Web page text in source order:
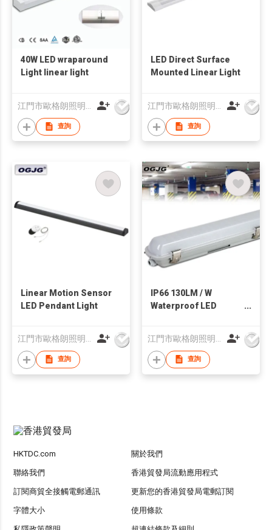
40W LED wraparound
Light linear light
查詢
LED Direct Surface
Mounted Linear Light
查詢
Linear Motion Sensor
LED Pendant Light
查詢
IP66 130LM / W
Waterproof LED
查詢
HKTDC.com 關於我們
聯絡我們 香港貿發局流動應用程式
訂閱商貿全接觸電郵通訊 更新您的香港貿發局電郵訂閱
字體大小 使用條款